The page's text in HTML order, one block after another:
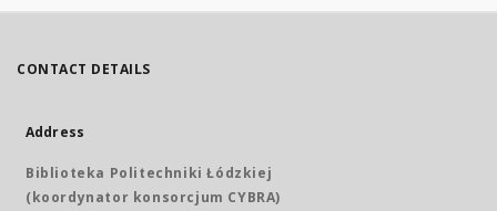
CONTACT DETAILS
Address
Biblioteka Politechniki Łódzkiej
(koordynator konsorcjum CYBRA)